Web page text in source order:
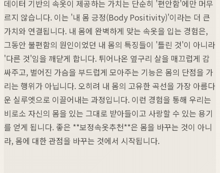
데이터 기반의 속옷이 제공하는 가치는 단순히 '편안함'에만 머무
르지 않습니다. 이는 '내 몸 긍정(Body Positivity)'이라는 더 큰
가치와 연결됩니다. 내 몸에 완벽하게 맞는 속옷을 입는 경험은,
그동안 불편함의 원인이었던 내 몸의 특징들이 '틀린 것'이 아니라
'다른 것'임을 깨닫게 합니다. 튀어나온 옆구리 살을 매끄럽게 감
싸주고, 벌어진 가슴을 부드럽게 모아주는 기능은 몸의 단점을 가
리는 행위가 아닙니다. 오히려 내 몸의 고유한 곡선을 가장 아름다
운 실루엣으로 이끌어내는 과정입니다. 이런 경험을 통해 우리는
비로소 자신의 몸을 있는 그대로 받아들이고 사랑할 수 있는 용기
를 얻게 됩니다. 좋은 **보정속옷추천**은 몸을 바꾸는 것이 아니
라, 몸에 대한 관점을 바꾸는 것에서 시작됩니다.